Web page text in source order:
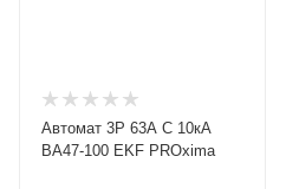
Автомат 3Р 63А C 10кА
ВА47-100 EKF PROxima